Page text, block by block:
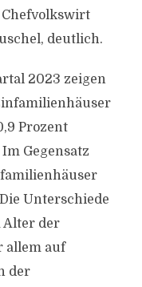
deutlich.
2023 zeigen
Prozent
Gegensatz
Unterschiede
Alter der
allem auf
der